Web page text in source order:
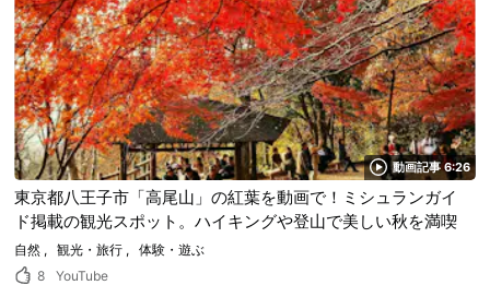
動画記事 6:26
東京都八王子市「高尾山」の紅葉を動画で！ミシュランガイ
ド掲載の観光スポット。ハイキングや登山で美しい秋を満喫
自然 観光・旅行
体験・遊ぶ
8
YouTube